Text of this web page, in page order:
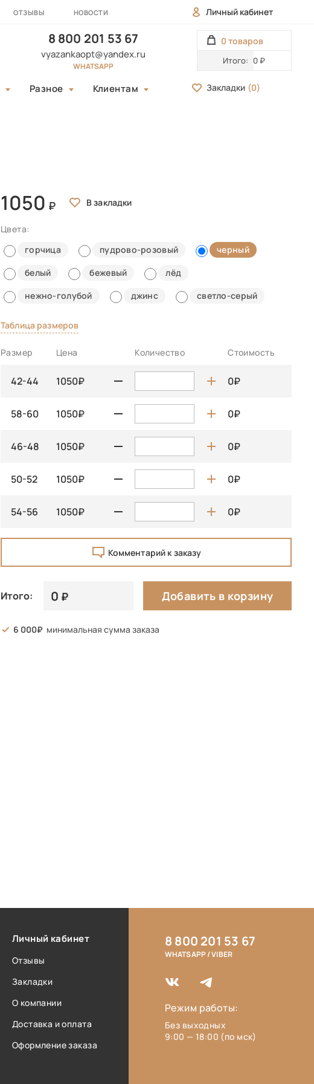
ОТЗЫВЫ НОВОСТИ Личный кабинет
8 800 201 53 67
vyazankaopt@yandex.ru
WHATSAPP
0 товаров
Итого: 0 ₽
Разное Клиентам Закладки (0)
1050
Цвета:
горчица
пудрово-розовый
черный
белый
бежевый
лёд
нежно-голубой
джинс светло-серый
Таблица размеров
Размер Цена Количество Стоимость
42-44 1050 0
58-60 1050 0
46-48 1050 0
50-52 1050 0
54-56 1050 0
Комментарий к заказу
Итого: 0 Добавить в корзину
6 000 минимальная сумма заказа
Личный кабинет
Отзывы
Закладки
О компании
Доставка и оплата
Оформление заказа
8 800 201 53 67
WHATSAPP / VIBER
Режим работы:
Без выходных
9:00 — 18:00 (по мск)